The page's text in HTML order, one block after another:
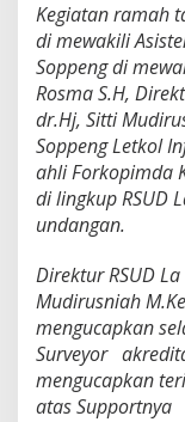
Kegiatan ramah
di mewakili
Soppeng di
Rosma S.H,
dr.Hj, Sitti
Soppeng Letkol
ahli Forkopimda
di lingkup RSUD
undangan.
Direktur RSUD
Mudirusniah
mengucapkan
Surveyor
mengucapkan
atas Supportnya